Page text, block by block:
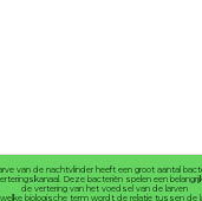
van de nachtvlinder heeft een groot aantal
Deze bacteriën spelen een
de vertering van het voedsel van de larven
biologische term wordt de relatie tussen de